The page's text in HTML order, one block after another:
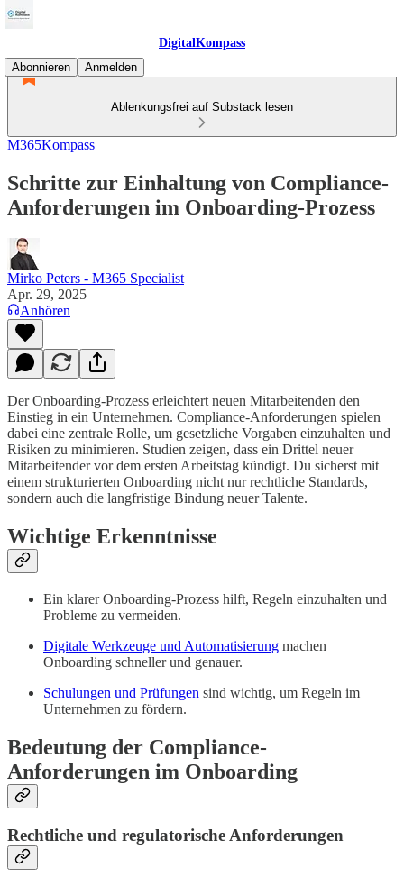
DigitalKompass
Abonnieren
Anmelden
Ablenkungsfrei auf Substack lesen
M365Kompass
Schritte zur Einhaltung von Compliance-
Anforderungen im Onboarding-Prozess
Mirko Peters - M365 Specialist
Apr. 29, 2025
Anhören
Der Onboarding-Prozess erleichtert neuen Mitarbeitenden den
Einstieg in ein Unternehmen. Compliance-Anforderungen spielen
dabei eine zentrale Rolle, um gesetzliche Vorgaben einzuhalten und
Risiken zu minimieren. Studien zeigen, dass ein Drittel neuer
Mitarbeitender vor dem ersten Arbeitstag kündigt. Du sicherst mit
einem strukturierten Onboarding nicht nur rechtliche Standards,
sondern auch die langfristige Bindung neuer Talente.
Wichtige Erkenntnisse
Ein klarer Onboarding-Prozess hilft, Regeln einzuhalten und
Probleme zu vermeiden.
Digitale Werkzeuge und Automatisierung machen
Onboarding schneller und genauer.
Schulungen und Prüfungen sind wichtig, um Regeln im
Unternehmen zu fördern.
Bedeutung der Compliance-
Anforderungen im Onboarding
Rechtliche und regulatorische Anforderungen